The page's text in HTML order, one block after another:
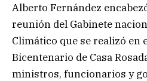
Alberto Fernández
reunión del Gabinete
Climático que se realizó en
Bicentenario de Casa
ministros, funcionarios y